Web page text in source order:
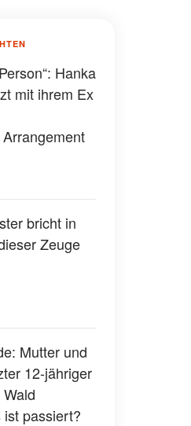
Hanka
mit ihrem Ex
bricht in
Zeuge
Mutter und
12-jähriger
passiert?